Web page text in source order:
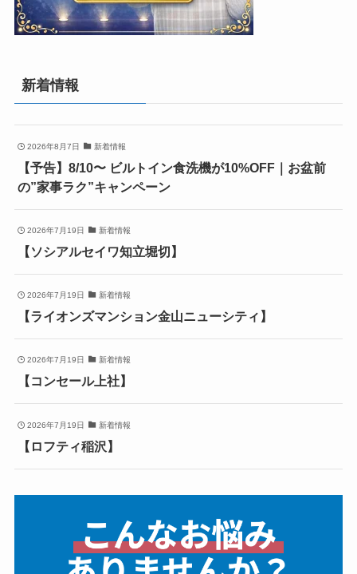
新着情報
2026年8月7日 新着情報
【予告】8/10〜 ビルトイン食洗機が10%OFF｜お盆前
の”家事ラク”キャンペーン
2026年7月19日 新着情報
【ソシアルセイワ知立堀切】
2026年7月19日 新着情報
【ライオンズマンション金山ニューシティ】
2026年7月19日 新着情報
【コンセール上社】
2026年7月19日 新着情報
【ロフティ稲沢】